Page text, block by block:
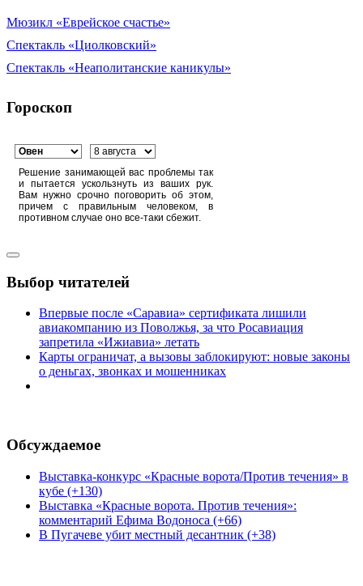
Мюзикл «Еврейское счастье»
Спектакль «Циолковский»
Спектакль «Неаполитанские каникулы»
Гороскоп
Решение занимающей вас проблемы так
и пытается ускользнуть из ваших рук.
Вам нужно срочно поговорить об этом,
причем с правильным человеком, в
противном случае оно все-таки сбежит.
Выбор читателей
Впервые после «Саравиа» сертификата лишили
авиакомпанию из Поволжья, за что Росавиация
запретила «Ижиавиа» летать
Карты ограничат, а вызовы заблокируют: новые законы
о деньгах, звонках и мошенниках
Обсуждаемое
Выставка-конкурс «Красные ворота/Против течения» в
кубе (+130)
Выставка «Красные ворота. Против течения»:
комментарий Ефима Водоноса (+66)
В Пугачеве убит местный десантник (+38)